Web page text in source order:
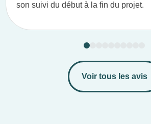
son suivi du début à la fin du projet.​
Voir tous les avis